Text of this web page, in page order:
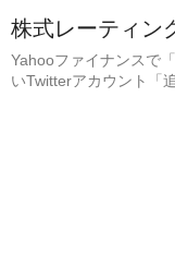
株式レーティン
Yahooファイナンスで
いTwitterアカウント「